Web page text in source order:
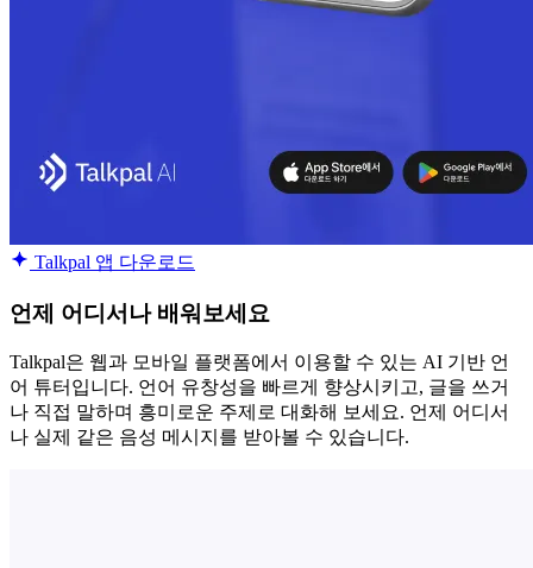
Talkpal 앱 다운로드
언제 어디서나 배워보세요
Talkpal은 웹과 모바일 플랫폼에서 이용할 수 있는 AI 기반 언
어 튜터입니다. 언어 유창성을 빠르게 향상시키고, 글을 쓰거
나 직접 말하며 흥미로운 주제로 대화해 보세요. 언제 어디서
나 실제 같은 음성 메시지를 받아볼 수 있습니다.